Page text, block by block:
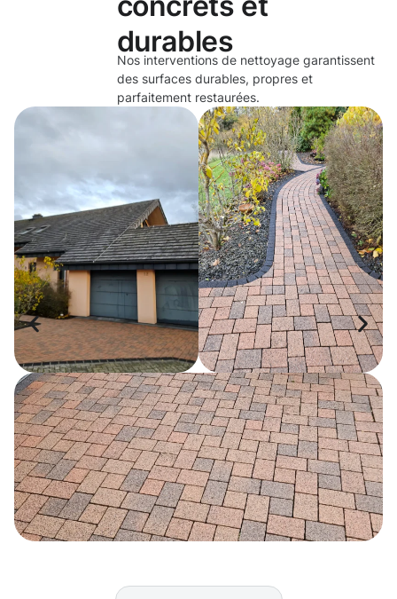
durables
Nos interventions de nettoyage garantissent
des surfaces durables, propres et
parfaitement restaurées.